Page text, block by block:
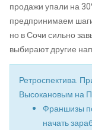
продажи упали на
предпринимаем
но в Сочи сильно
выбирают другие
Ретроспектива.
Высокановым на
Франшизы
начать